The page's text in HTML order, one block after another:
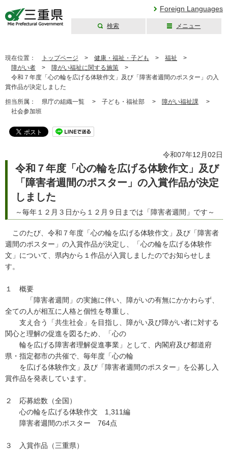
Foreign Languages
検索 メニュー
現在位置： トップページ > 健康・福祉・子ども > 福祉 >
障がい者 > 障がい福祉に関する施策 >
令和７年度「心の輪を広げる体験作文」及び「障害者週間のポスター」の入
賞作品が決定しました
担当所属： 県庁の組織一覧 > 子ども・福祉部 > 障がい福祉課 >
社会参加班
令和07年12月02日
令和７年度「心の輪を広げる体験作文」及び
「障害者週間のポスター」の入賞作品が決定
しました
～毎年１２月３日から１２月９日までは「障害者週間」です～
このたび、令和７年度「心の輪を広げる体験作文」及び「障害者
週間のポスター」の入賞作品が決定し、「心の輪を広げる体験作
文」について、県内から１作品が入賞しましたのでお知らせしま
す。
１ 概要
「障害者週間」の実施に伴い、障がいの有無にかかわらず、
全ての人が相互に人格と個性を尊重し、
支え合う「共生社会」を目指し、障がい及び障がい者に対する
関心と理解の促進を図るため、「心の
輪を広げる障害者理解促進事業」として、内閣府及び都道府
県・指定都市の共催で、毎年度「心の輪
を広げる体験作文」及び「障害者週間のポスター」を公募し入
賞作品を発表しています。
２ 応募総数（全国）
心の輪を広げる体験作文 1,311編
障害者週間のポスター 764点
３ 入賞作品（三重県）